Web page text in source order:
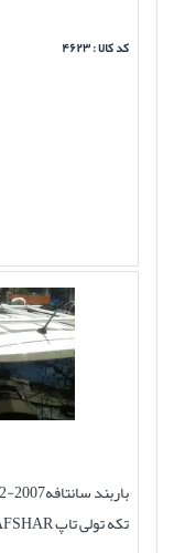
کد کالا : ۴۶۲۳
تکه تولی تاپ AFSHAR